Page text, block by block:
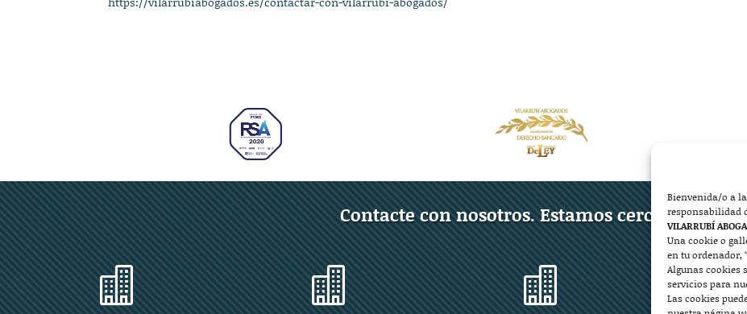
Bienvenida/o a
responsabilidad
VILARRUBÍ
Una cookie o
en tu ordenador,
Algunas cookies
servicios para
Las cookies
Contacte con nosotros. Estamos cerca de usted.
  